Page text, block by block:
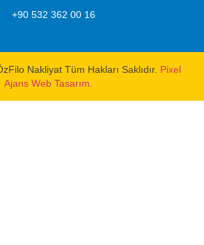
+90 532 362 00 16
Nakliyat Tüm Hakları Saklıdır. Pixel
Ajans Web Tasarım.